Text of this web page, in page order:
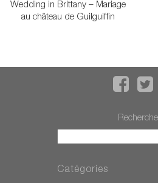
Wedding in Brittany – Mariage
au château de Guilguiffin
Recherche
Catégories